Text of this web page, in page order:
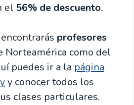
el 56% de descuento.
profesores
Norteamérica como del
puedes ir a la página
y conocer todos los
clases particulares.